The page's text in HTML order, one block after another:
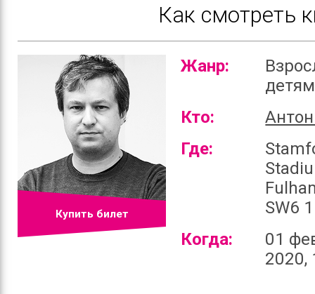
Как смотреть
Купить билет
Жанр:
детям
Кто:
Где:
SW6
Когда:
01
2020,